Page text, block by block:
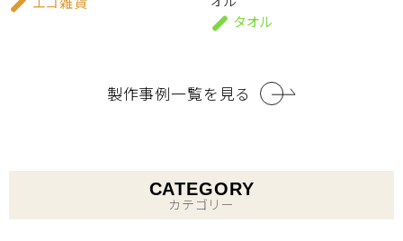
タオル
製作事例一覧を見る
CATEGORY
カテゴリー